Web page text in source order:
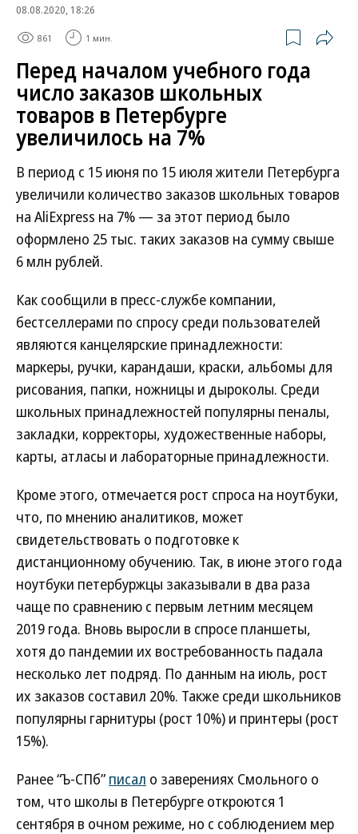
08.08.2020, 18:26
861 1 мин.
Перед началом учебного года
число заказов школьных
товаров в Петербурге
увеличилось на 7%
В период с 15 июня по 15 июля жители Петербурга
увеличили количество заказов школьных товаров
на AliExpress на 7% — за этот период было
оформлено 25 тыс. таких заказов на сумму свыше
6 млн рублей.
Как сообщили в пресс-службе компании,
бестселлерами по спросу среди пользователей
являются канцелярские принадлежности:
маркеры, ручки, карандаши, краски, альбомы для
рисования, папки, ножницы и дыроколы. Среди
школьных принадлежностей популярны пеналы,
закладки, корректоры, художественные наборы,
карты, атласы и лабораторные принадлежности.
Кроме этого, отмечается рост спроса на ноутбуки,
что, по мнению аналитиков, может
свидетельствовать о подготовке к
дистанционному обучению. Так, в июне этого года
ноутбуки петербуржцы заказывали в два раза
чаще по сравнению с первым летним месяцем
2019 года. Вновь выросли в спросе планшеты,
хотя до пандемии их востребованность падала
несколько лет подряд. По данным на июль, рост
их заказов составил 20%. Также среди школьников
популярны гарнитуры (рост 10%) и принтеры (рост
15%).
Ранее “Ъ-СПб” писал о заверениях Смольного о
том, что школы в Петербурге откроются 1
сентября в очном режиме, но с соблюдением мер